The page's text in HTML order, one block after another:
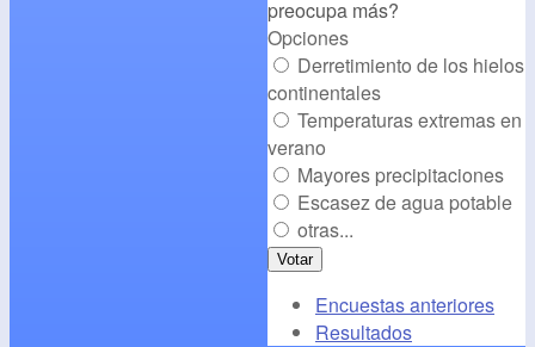
preocupa más?
Opciones
Derretimiento de los hielos
continentales
Temperaturas extremas en
verano
Mayores precipitaciones
Escasez de agua potable
otras...
Encuestas anteriores
Resultados